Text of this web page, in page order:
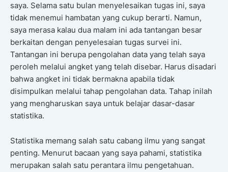
saya. Selama satu bulan menyelesaikan tugas ini, saya
tidak menemui hambatan yang cukup berarti. Namun,
saya merasa kalau dua malam ini ada tantangan besar
berkaitan dengan penyelesaian tugas survei ini.
Tantangan ini berupa pengolahan data yang telah saya
peroleh melalui angket yang telah disebar. Harus disadari
bahwa angket ini tidak bermakna apabila tidak
disimpulkan melalui tahap pengolahan data. Tahap inilah
yang mengharuskan saya untuk belajar dasar-dasar
statistika.
Statistika memang salah satu cabang ilmu yang sangat
penting. Menurut bacaan yang saya pahami, statistika
merupakan salah satu perantara ilmu pengetahuan.